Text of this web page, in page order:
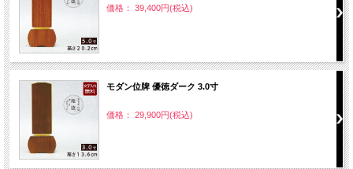
価格： 39,400円(税込)
モダン位牌 優徳ダーク 3.0寸
価格： 29,900円(税込)